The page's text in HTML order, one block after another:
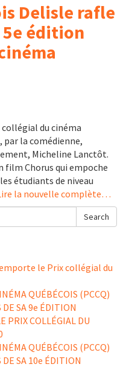
Delisle rafle
5e édition
du cinéma
par la comédienne,
Micheline Lanctôt.
film Chorus qui empoche
étudiants de niveau
la nouvelle complète…
Search
le Prix collégial du
QUÉBÉCOIS (PCCQ)
SA 9e ÉDITION
PRIX COLLÉGIAL DU
QUÉBÉCOIS (PCCQ)
SA 10e ÉDITION